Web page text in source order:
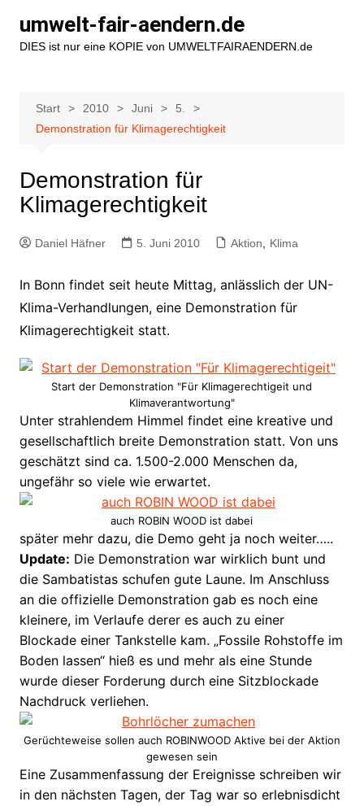
Inhalt
springen
umwelt-fair-aendern.de
DIES ist nur eine KOPIE von UMWELTFAIRAENDERN.de
Start 2010 Juni
5.
Demonstration für Klimagerechtigkeit
Demonstration für
Klimagerechtigkeit
Daniel Häfner 5. Juni 2010 Aktion Klima
In Bonn findet seit heute Mittag, anlässlich der UN-
Klima-Verhandlungen, eine Demonstration für
Klimagerechtigkeit statt.
Start der Demonstration "Für Klimagerechtigeit und
Klimaverantwortung"
Unter strahlendem Himmel findet eine kreative und
gesellschaftlich breite Demonstration statt. Von uns
geschätzt sind ca. 1.500-2.000 Menschen da,
ungefähr so viele wie erwartet.
auch ROBIN WOOD ist dabei
später mehr dazu, die Demo geht ja noch weiter…..
Update: Die Demonstration war wirklich bunt und
die Sambatistas schufen gute Laune. Im Anschluss
an die offizielle Demonstration gab es noch eine
kleinere, im Verlaufe derer es auch zu einer
Blockade einer Tankstelle kam. „Fossile Rohstoffe im
Boden lassen“ hieß es und mehr als eine Stunde
wurde dieser Forderung durch eine Sitzblockade
Nachdruck verliehen.
Gerüchteweise sollen auch ROBINWOOD Aktive bei der Aktion
gewesen sein
Eine Zusammenfassung der Ereignisse schreiben wir
in den nächsten Tagen, der Tag war so erlebnisdicht